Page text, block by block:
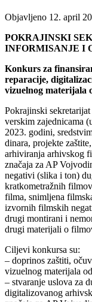
Objavljeno 12. april
POKRAJINSKI
INFORMISANJE I
Konkurs za
reparacije,
vizuelnog materijala
Pokrajinski
verskim zajednicama
2023. godini,
dinara, projekte
arhiviranja arhivskog
značaja za AP
negativi (slika i ton)
kratkometražnih
filma, snimljena
izvornih filmskih
drugi montirani i
drugi materijali o
Ciljevi konkursa su:
– doprinos zaštiti,
vizuelnog materijala
– stvaranje uslova za
digitalizovanog